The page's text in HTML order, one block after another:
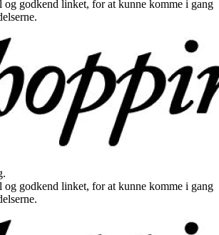
og godkend linket, for at kunne komme i gang
og godkend linket, for at kunne komme i gang